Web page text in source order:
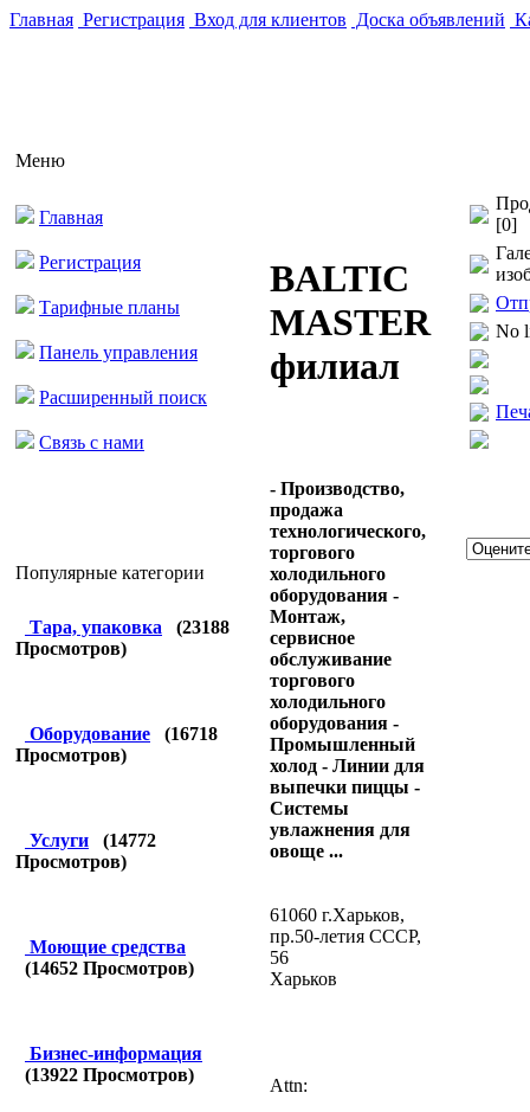
Главная Регистрация Вход для клиентов Доска объявлений
Меню
Главная
Регистрация
Тарифные планы
Панель управления
Расширенный поиск
Связь с нами
Популярные категории
Тара, упаковка (23188
Просмотров)
Оборудование (16718
Просмотров)
Услуги (14772
Просмотров)
Моющие средства
(14652 Просмотров)
Бизнес-информация
(13922 Просмотров)
BALTIC
MASTER
филиал
- Производство,
продажа
технологического,
торгового
холодильного
оборудования -
Монтаж,
сервисное
обслуживание
торгового
холодильного
оборудования -
Промышленный
холод - Линии для
выпечки пиццы -
Системы
увлажнения для
овоще ...
61060 г.Харьков,
пр.50-летия СССР,
56
Харьков
Attn:
[0]
No